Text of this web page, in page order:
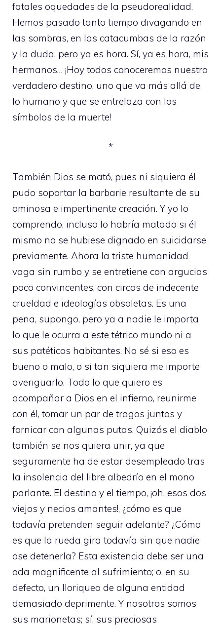
fatales oquedades de la pseudorealidad.
Hemos pasado tanto tiempo divagando en
las sombras, en las catacumbas de la razón
y la duda, pero ya es hora. Sí, ya es hora, mis
hermanos… ¡Hoy todos conoceremos nuestro
verdadero destino, uno que va más allá de
lo humano y que se entrelaza con los
símbolos de la muerte!
*
También Dios se mató, pues ni siquiera él
pudo soportar la barbarie resultante de su
ominosa e impertinente creación. Y yo lo
comprendo, incluso lo habría matado si él
mismo no se hubiese dignado en suicidarse
previamente. Ahora la triste humanidad
vaga sin rumbo y se entretiene con argucias
poco convincentes, con circos de indecente
crueldad e ideologías obsoletas. Es una
pena, supongo, pero ya a nadie le importa
lo que le ocurra a este tétrico mundo ni a
sus patéticos habitantes. No sé si eso es
bueno o malo, o si tan siquiera me importe
averiguarlo. Todo lo que quiero es
acompañar a Dios en el infierno, reunirme
con él, tomar un par de tragos juntos y
fornicar con algunas putas. Quizás el diablo
también se nos quiera unir, ya que
seguramente ha de estar desempleado tras
la insolencia del libre albedrío en el mono
parlante. El destino y el tiempo, ¡oh, esos dos
viejos y necios amantes!, ¿cómo es que
todavía pretenden seguir adelante? ¿Cómo
es que la rueda gira todavía sin que nadie
ose detenerla? Esta existencia debe ser una
oda magnificente al sufrimiento; o, en su
defecto, un lloriqueo de alguna entidad
demasiado deprimente. Y nosotros somos
sus marionetas; sí, sus preciosas